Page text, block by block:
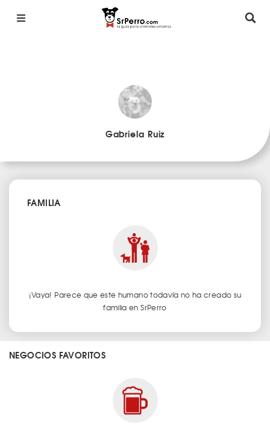
Gabriela Ruiz
FAMILIA
¡Vaya! Parece que este humano todavía no ha creado su
familia en SrPerro
NEGOCIOS FAVORITOS